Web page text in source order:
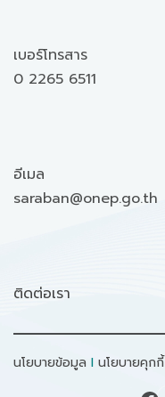
เบอร์โทรสาร
0 2265 6511
อีเมล
saraban@onep.go.th
ติดต่อเรา
นโยบายข้อมูล I นโยบายคุกกี้